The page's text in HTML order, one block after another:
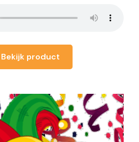
product